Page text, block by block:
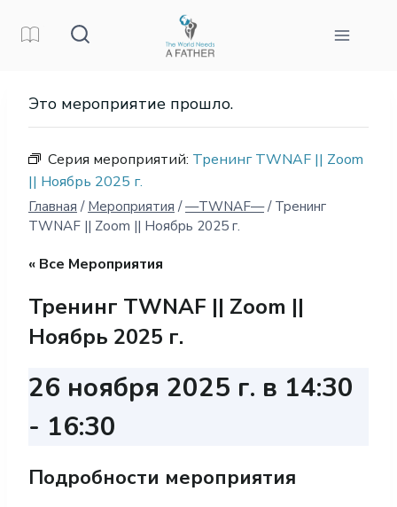
Это мероприятие прошло.
Серия мероприятий: Тренинг TWNAF || Zoom
|| Ноябрь 2025 г.
Главная / Мероприятия / —TWNAF— / Тренинг
TWNAF || Zoom || Ноябрь 2025 г.
« Все Мероприятия
Тренинг TWNAF || Zoom ||
Ноябрь 2025 г.
26 ноября 2025 г. в 14:30
- 16:30
Подробности мероприятия